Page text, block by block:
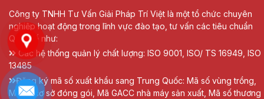
Công ty TNHH Tư Vấn Giải Pháp Trí Việt là một tổ chức chuyên
nghiệp hoạt động trong lĩnh vực đào tạo, tư vấn các tiêu chuẩn
Quốc tế như:
Các hệ thống quản lý chất lượng: ISO 9001, ISO/ TS 16949, ISO
13485
Đăng ký mã số xuất khẩu sang Trung Quốc: Mã số vùng trồng,
Mã số cơ sở đóng gói, Mã GACC nhà máy sản xuất, Mã số thương